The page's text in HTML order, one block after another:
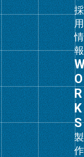
採
用
情
報
ク
製
作
グ
ル
ー
プ
リ
ン